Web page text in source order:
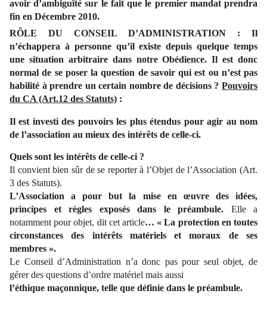
avoir d’ambiguïté sur le fait que le premier mandat prendra
fin en Décembre 2010.
RÔLE DU CONSEIL D’ADMINISTRATION : Il
n’échappera à personne qu’il existe depuis quelque temps
une situation arbitraire dans notre Obédience. Il est donc
normal de se poser la question de savoir qui est ou n’est pas
habilité à prendre un certain nombre de décisions ? Pouvoirs
du CA (Art.12 des Statuts) :
Il est investi des pouvoirs les plus étendus pour agir au nom
de l’association au mieux des intérêts de celle-ci.
Quels sont les intérêts de celle-ci ?
Il convient bien sûr de se reporter à l’Objet de l’Association (Art.
3 des Statuts).
L’Association a pour but la mise en œuvre des idées,
principes et règles exposés dans le préambule.
Elle a
notamment pour objet, dit cet article… « La protection en toutes
circonstances des intérêts matériels et moraux de ses
membres ».
Le Conseil d’Administration n’a donc pas pour seul objet, de
gérer des questions d’ordre matériel mais aussi
l’éthique maçonnique, telle que définie dans le préambule.